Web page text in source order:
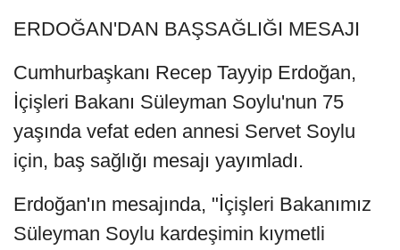
ERDOĞAN'DAN BAŞSAĞLIĞI MESAJI
Cumhurbaşkanı Recep Tayyip Erdoğan,
İçişleri Bakanı Süleyman Soylu'nun 75
yaşında vefat eden annesi Servet Soylu
için, baş sağlığı mesajı yayımladı.
Erdoğan'ın mesajında, "İçişleri Bakanımız
Süleyman Soylu kardeşimin kıymetli